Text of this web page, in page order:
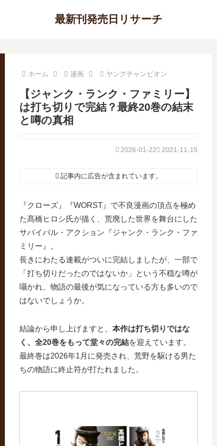
最新刊発売日リサーチ
ホーム 漫画 ヤングチャンピオン
【ジャンク・ランク・ファミリー】
は打ち切りで完結？最終20巻の結末
と噂の真相
2021-11-15
2026-01-22
記事内に広告が含まれています。
『クローズ』『WORST』で不良漫画の頂点を極め
た髙橋ヒロシ氏が描く、荒廃した世界を舞台にした
サバイバル・アクション『ジャンク・ランク・ファ
ミリー』。
長きにわたる連載がついに完結しましたが、一部で
「打ち切りだったのではないか」という不穏な噂が
囁かれ、物語の最後が気になっている方も多いので
はないでしょうか。
結論から申し上げますと、 本作は打ち切りではな
く、全20巻をもって堂々の完結を迎えています。
最終巻は2026年1月に発売され、荒野を駆ける男た
ちの物語に終止符が打たれました。